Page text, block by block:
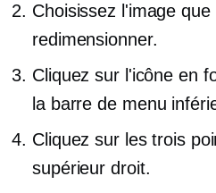
Choisissez l'image
redimensionner.
Cliquez sur l'icône en
la barre de menu
Cliquez sur les trois
supérieur droit.